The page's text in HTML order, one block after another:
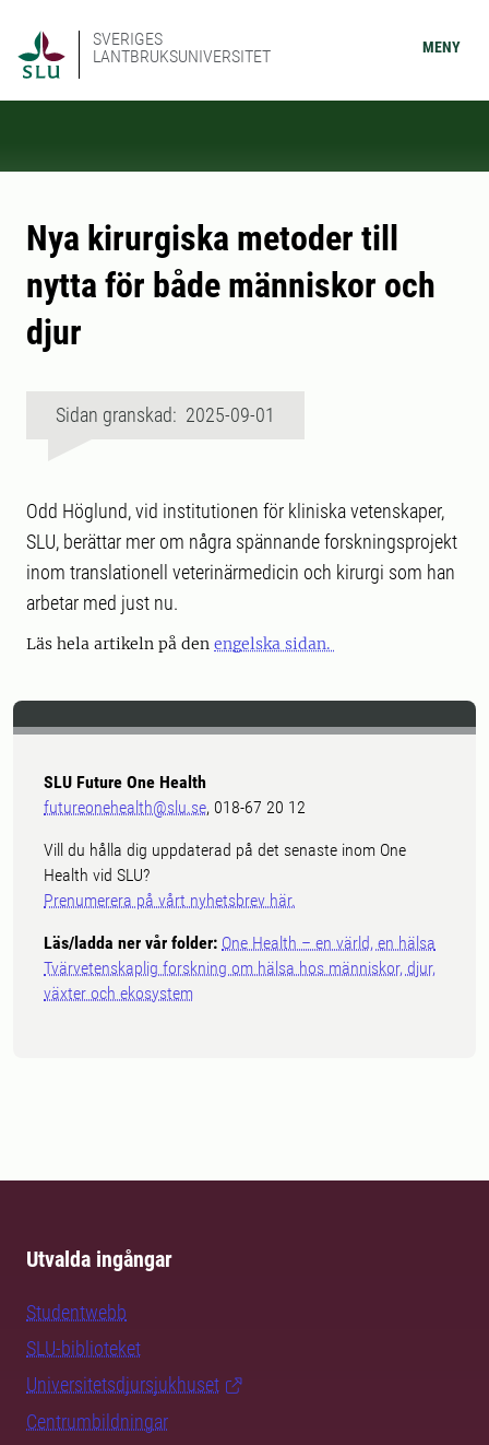
SVERIGES
LANTBRUKSUNIVERSITET
MENY
Nya kirurgiska metoder till
nytta för både människor och
djur
Sidan granskad: 2025-09-01
Odd Höglund, vid institutionen för kliniska vetenskaper,
SLU, berättar mer om några spännande forskningsprojekt
inom translationell veterinärmedicin och kirurgi som han
arbetar med just nu.
Läs hela artikeln på den engelska sidan.
SLU Future One Health
futureonehealth@slu.se, 018-67 20 12
Vill du hålla dig uppdaterad på det senaste inom One
Health vid SLU?
Prenumerera på vårt nyhetsbrev här.
Läs/ladda ner vår folder: One Health – en värld, en hälsa
Tvärvetenskaplig forskning om hälsa hos människor, djur,
växter och ekosystem
Utvalda ingångar
Studentwebb
SLU-biblioteket
Universitetsdjursjukhuset
Centrumbildningar